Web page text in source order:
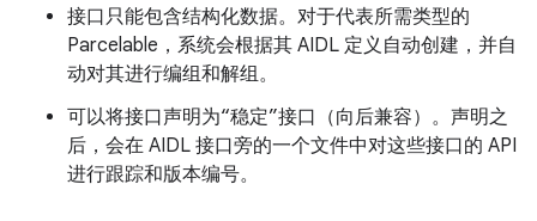
接口只能包含结构化数据。对于代表所需类型的
Parcelable，系统会根据其 AIDL 定义自动创建，并自
动对其进行编组和解组。
可以将接口声明为“稳定”接口（向后兼容）。声明之
后，会在 AIDL 接口旁的一个文件中对这些接口的 API
进行跟踪和版本编号。